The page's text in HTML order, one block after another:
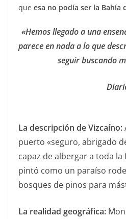
que esa no podía ser la Bahía
«Hemos llegado a una
parece en nada a lo que
seguir buscando
La descripción de Vizcaíno:
puerto «seguro, abrigado
capaz de albergar a toda la
pintó como un paraíso
bosques de pinos para
La realidad geográfica: